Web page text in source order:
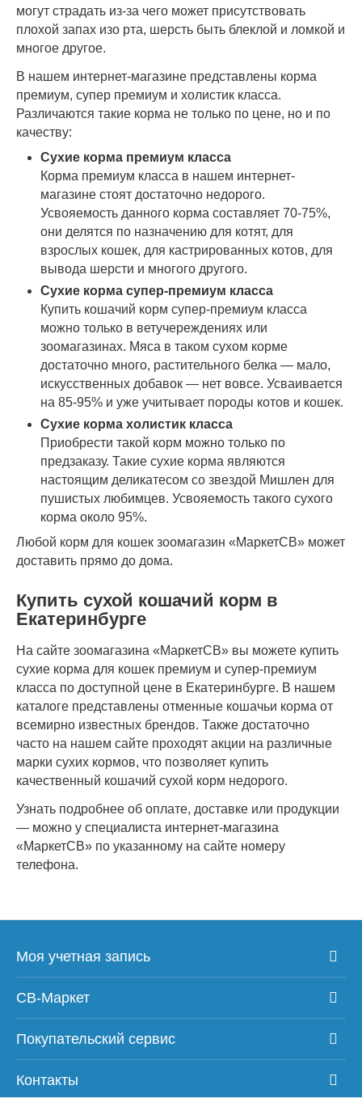
могут страдать из-за чего может присутствовать
плохой запах изо рта, шерсть быть блеклой и ломкой и
многое другое.
В нашем интернет-магазине представлены корма
премиум, супер премиум и холистик класса.
Различаются такие корма не только по цене, но и по
качеству:
Сухие корма премиум класса
Корма премиум класса в нашем интернет-
магазине стоят достаточно недорого.
Усвояемость данного корма составляет 70-75%,
они делятся по назначению для котят, для
взрослых кошек, для кастрированных котов, для
вывода шерсти и многого другого.
Сухие корма супер-премиум класса
Купить кошачий корм супер-премиум класса
можно только в ветучереждениях или
зоомагазинах. Мяса в таком сухом корме
достаточно много, растительного белка — мало,
искусственных добавок — нет вовсе. Усваивается
на 85-95% и уже учитывает породы котов и кошек.
Сухие корма холистик класса
Приобрести такой корм можно только по
предзаказу. Такие сухие корма являются
настоящим деликатесом со звездой Мишлен для
пушистых любимцев. Усвояемость такого сухого
корма около 95%.
Любой корм для кошек зоомагазин «МаркетСВ» может
доставить прямо до дома.
Купить сухой кошачий корм в
Екатеринбурге
На сайте зоомагазина «МаркетСВ» вы можете купить
сухие корма для кошек премиум и супер-премиум
класса по доступной цене в Екатеринбурге. В нашем
каталоге представлены отменные кошачьи корма от
всемирно известных брендов. Также достаточно
часто на нашем сайте проходят акции на различные
марки сухих кормов, что позволяет купить
качественный кошачий сухой корм недорого.
Узнать подробнее об оплате, доставке или продукции
— можно у специалиста интернет-магазина
«МаркетСВ» по указанному на сайте номеру
телефона.
Моя учетная запись
СВ-Маркет
Покупательский сервис
Контакты